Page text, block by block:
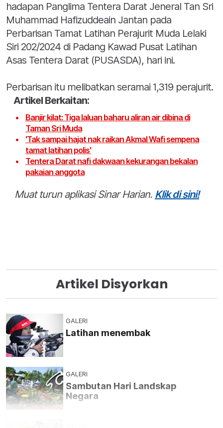
hadapan Panglima Tentera Darat Jeneral Tan Sri
Muhammad Hafizuddeain Jantan pada
Perbarisan Tamat Latihan Perajurit Muda Lelaki
Siri 202/2024 di Padang Kawad Pusat Latihan
Asas Tentera Darat (PUSASDA), hari ini.
Perbarisan itu melibatkan seramai 1,319 perajurit.
Artikel Berkaitan:
Banjir kilat: Tiga laluan baharu aliran air dibina di
Taman Sri Muda
'Tak sampai hajat nak raikan Akmal Wafi sempena
tamat latihan polis'
Tentera Darat nafi dakwaan kekurangan bekalan
pakaian anggota
Muat turun aplikasi Sinar Harian. Klik di sini!
Artikel Disyorkan
GALERI
Latihan menembak
GALERI
Sambutan Hari Landskap
Negara